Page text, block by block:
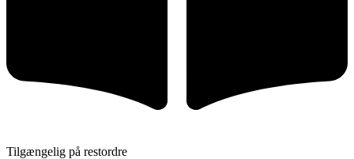
Tilgængelig på restordre